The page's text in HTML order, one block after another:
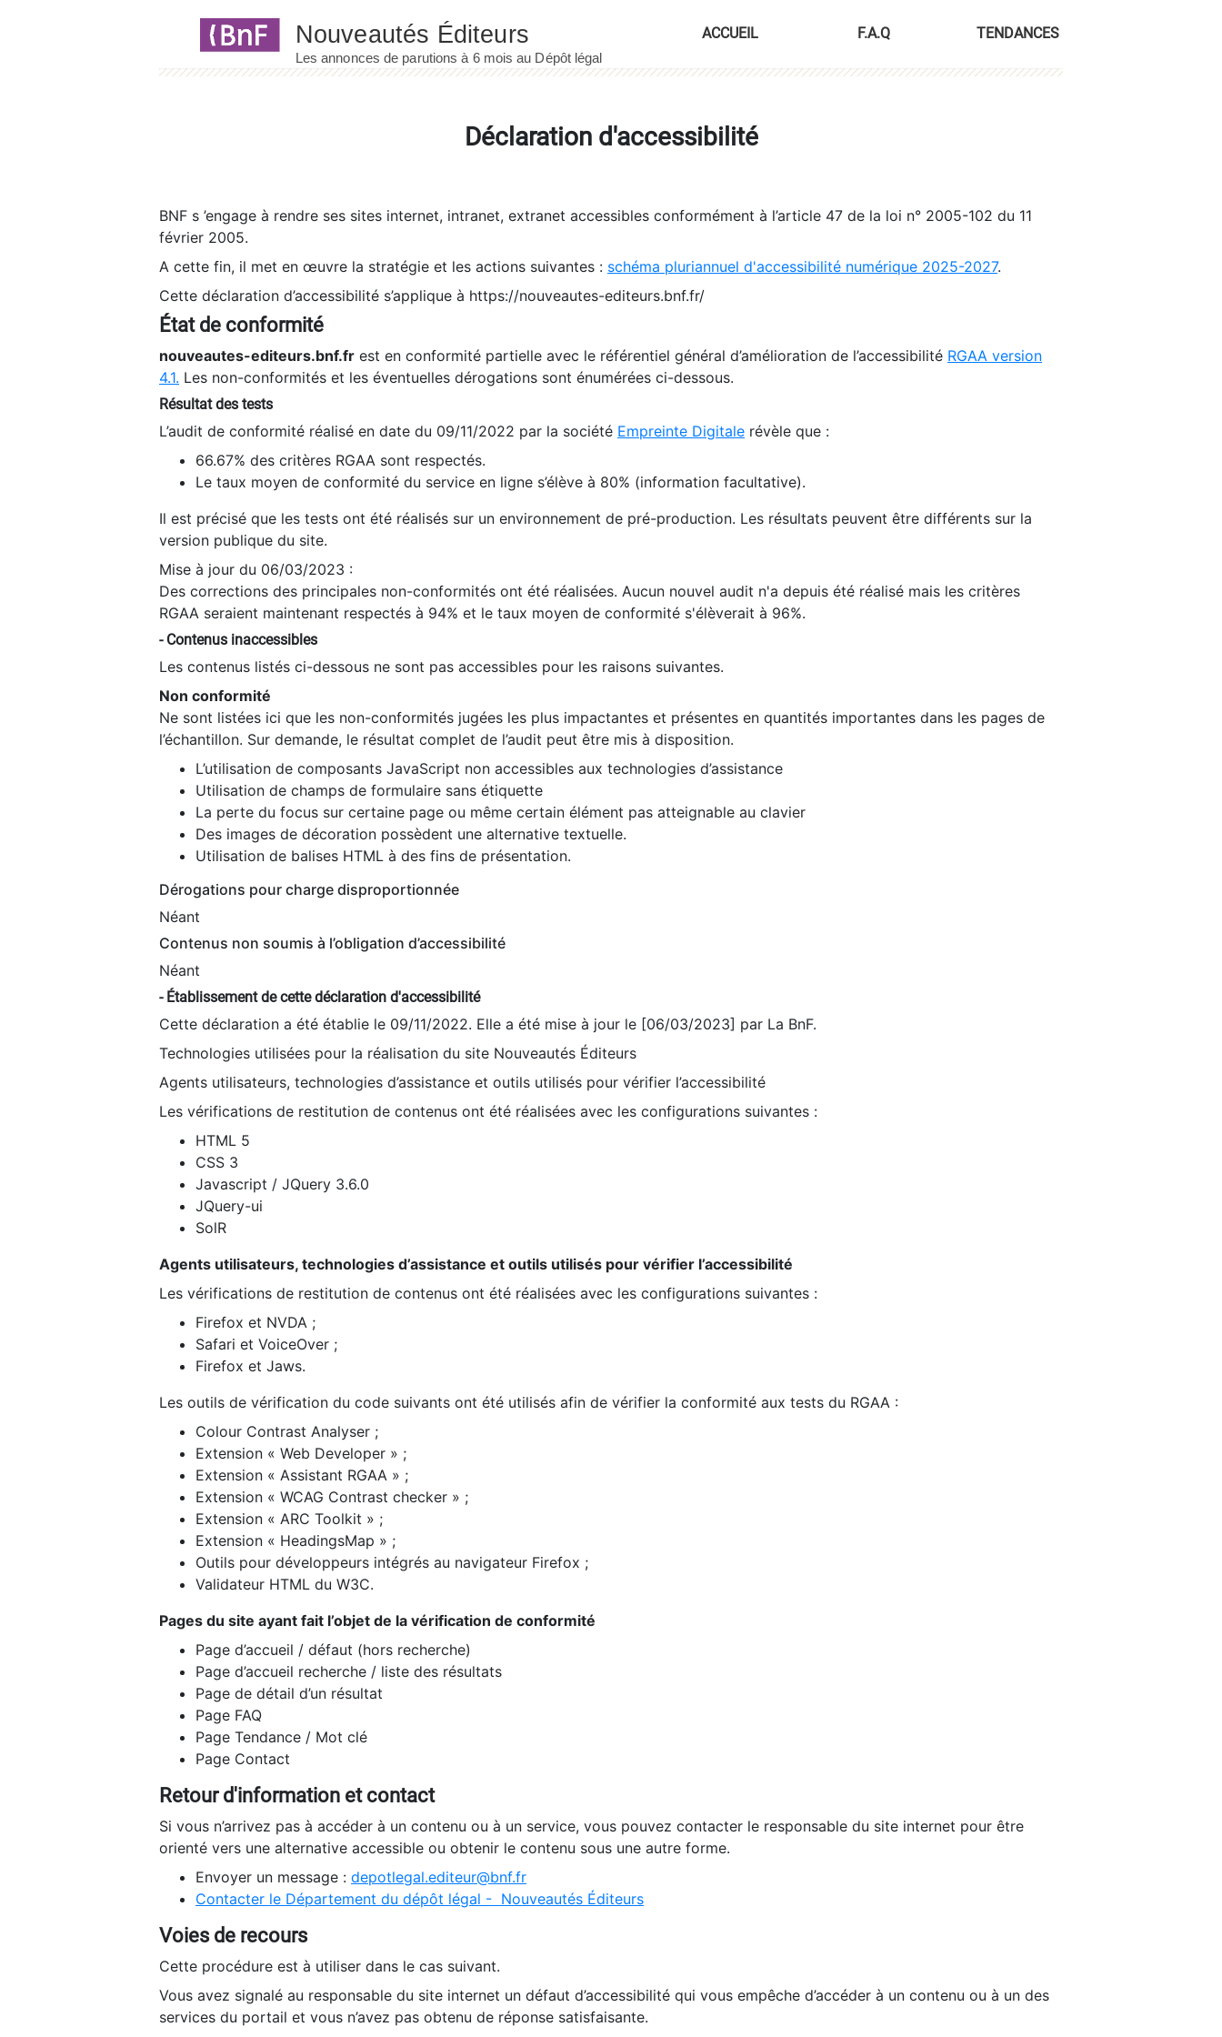
ACCUEIL F.A.Q TENDANCES
Déclaration d'accessibilité
BNF s ’engage à rendre ses sites internet, intranet, extranet accessibles conformément à l’article 47 de la loi n° 2005-102 du 11
février 2005.
A cette fin, il met en œuvre la stratégie et les actions suivantes : schéma pluriannuel d'accessibilité numérique 2025-2027.
Cette déclaration d’accessibilité s’applique à https://nouveautes-editeurs.bnf.fr/
État de conformité
nouveautes-editeurs.bnf.fr est en conformité partielle avec le référentiel général d’amélioration de l’accessibilité RGAA version
4.1. Les non-conformités et les éventuelles dérogations sont énumérées ci-dessous.
Résultat des tests
L’audit de conformité réalisé en date du 09/11/2022 par la société Empreinte Digitale révèle que :
66.67% des critères RGAA sont respectés.
Le taux moyen de conformité du service en ligne s’élève à 80% (information facultative).
Il est précisé que les tests ont été réalisés sur un environnement de pré-production. Les résultats peuvent être différents sur la
version publique du site.
Mise à jour du 06/03/2023 :
Des corrections des principales non-conformités ont été réalisées. Aucun nouvel audit n'a depuis été réalisé mais les critères
RGAA seraient maintenant respectés à 94% et le taux moyen de conformité s'élèverait à 96%.
- Contenus inaccessibles
Les contenus listés ci-dessous ne sont pas accessibles pour les raisons suivantes.
Non conformité
Ne sont listées ici que les non-conformités jugées les plus impactantes et présentes en quantités importantes dans les pages de
l’échantillon. Sur demande, le résultat complet de l’audit peut être mis à disposition.
L’utilisation de composants JavaScript non accessibles aux technologies d’assistance
Utilisation de champs de formulaire sans étiquette
La perte du focus sur certaine page ou même certain élément pas atteignable au clavier
Des images de décoration possèdent une alternative textuelle.
Utilisation de balises HTML à des fins de présentation.
Dérogations pour charge disproportionnée
Néant
Contenus non soumis à l’obligation d’accessibilité
Néant
- Établissement de cette déclaration d'accessibilité
Cette déclaration a été établie le 09/11/2022. Elle a été mise à jour le [06/03/2023] par La BnF.
Technologies utilisées pour la réalisation du site Nouveautés Éditeurs
Agents utilisateurs, technologies d’assistance et outils utilisés pour vérifier l’accessibilité
Les vérifications de restitution de contenus ont été réalisées avec les configurations suivantes :
HTML 5
CSS 3
Javascript / JQuery 3.6.0
JQuery-ui
SolR
Agents utilisateurs, technologies d’assistance et outils utilisés pour vérifier l’accessibilité
Les vérifications de restitution de contenus ont été réalisées avec les configurations suivantes :
Firefox et NVDA ;
Safari et VoiceOver ;
Firefox et Jaws.
Les outils de vérification du code suivants ont été utilisés afin de vérifier la conformité aux tests du RGAA :
Colour Contrast Analyser ;
Extension « Web Developer » ;
Extension « Assistant RGAA » ;
Extension « WCAG Contrast checker » ;
Extension « ARC Toolkit » ;
Extension « HeadingsMap » ;
Outils pour développeurs intégrés au navigateur Firefox ;
Validateur HTML du W3C.
Pages du site ayant fait l’objet de la vérification de conformité
Page d’accueil / défaut (hors recherche)
Page d’accueil recherche / liste des résultats
Page de détail d’un résultat
Page FAQ
Page Tendance / Mot clé
Page Contact
Retour d'information et contact
Si vous n’arrivez pas à accéder à un contenu ou à un service, vous pouvez contacter le responsable du site internet pour être
orienté vers une alternative accessible ou obtenir le contenu sous une autre forme.
Envoyer un message : depotlegal.editeur@bnf.fr
Contacter le Département du dépôt légal - Nouveautés Éditeurs
Voies de recours
Cette procédure est à utiliser dans le cas suivant.
Vous avez signalé au responsable du site internet un défaut d’accessibilité qui vous empêche d’accéder à un contenu ou à un des
services du portail et vous n’avez pas obtenu de réponse satisfaisante.